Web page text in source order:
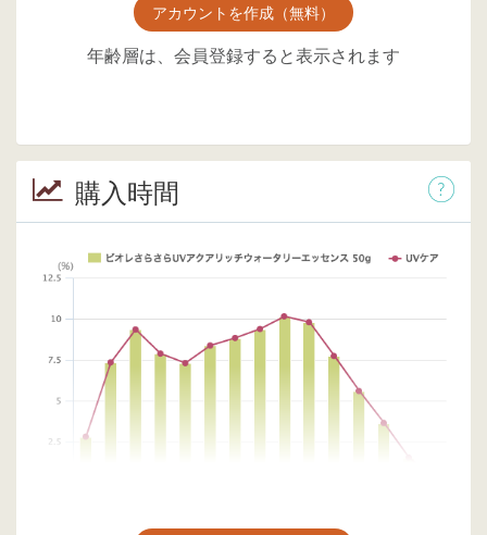
アカウントを作成（無料）
年齢層は、会員登録すると表示されます
購入時間